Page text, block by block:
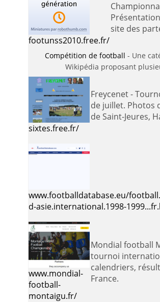
footunss2010.free.fr/
site des
Compétition de football
Wikipédia proposant
sixtes.free.fr/
Freycenet - Tournoi de sixte chaque dernier dimanche
de juillet. Photos
www.footballdatabase.eu/
d-asie.international.1998-
www.mondial-
football-
montaigu.fr/
Mondial football Montaigu - Site
tournoi
calendriers,
France.